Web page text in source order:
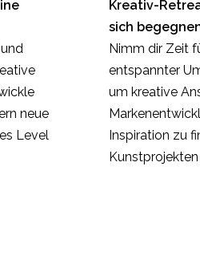
neue
Level
Kreativ-
sich
Nimm dir Zeit
entspannter
um kreative
Inspiration zu